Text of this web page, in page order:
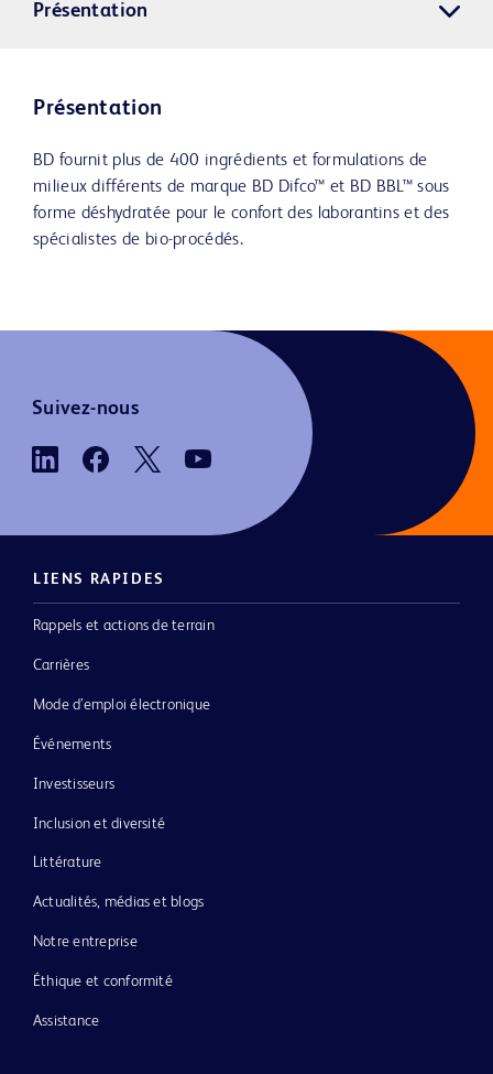
Présentation
Présentation
BD fournit plus de 400 ingrédients et formulations de
milieux différents de marque BD Difco™ et BD BBL™ sous
forme déshydratée pour le confort des laborantins et des
spécialistes de bio-procédés.
Suivez-nous
LIENS RAPIDES
Rappels et actions de terrain
Carrières
Mode d’emploi électronique
Événements
Investisseurs
Inclusion et diversité
Littérature
Actualités, médias et blogs
Notre entreprise
Éthique et conformité
Assistance